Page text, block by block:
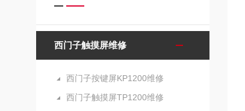
西门子触摸屏维修
西门子按键屏KP1200维修
西门子触摸屏TP1200维修